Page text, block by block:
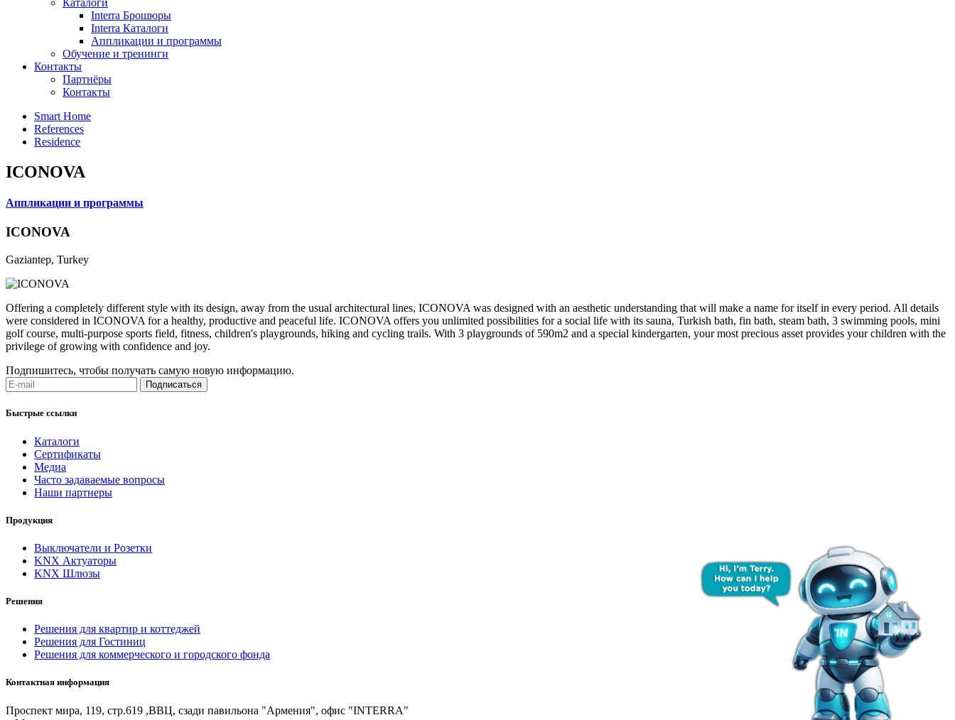
Каталоги
Interra Брошюры
Interra Каталоги
Аппликации и программы
Обучение и тренинги
Контакты
Партнёры
Контакты
Smart Home
References
Residence
ICONOVA
Аппликации и программы
ICONOVA
Gaziantep, Turkey
Offering a completely different style with its design, away from the usual architectural lines, ICONOVA was designed with an aesthetic understanding that will make a name for itself in every period. All details
were considered in ICONOVA for a healthy, productive and peaceful life. ICONOVA offers you unlimited possibilities for a social life with its sauna, Turkish bath, fin bath, steam bath, 3 swimming pools, mini
golf course, multi-purpose sports field, fitness, children's playgrounds, hiking and cycling trails. With 3 playgrounds of 590m2 and a special kindergarten, your most precious asset provides your children with the
privilege of growing with confidence and joy.
Подпишитесь, чтобы получать самую новую информацию.
Подписаться
Быстрые ссылки
Каталоги
Сертификаты
Медиа
Часто задаваемые вопросы
Наши партнеры
Продукция
Выключатели и Розетки
KNX Актуаторы
KNX Шлюзы
Решения
Решения для квартир и коттеджей
Решения для Гостиниц
Решения для коммерческого и городского фонда
Контактная информация
Проспект мира, 119, стр.619 ,ВВЦ, сзади павильона "Армения", офис "INTERRA"